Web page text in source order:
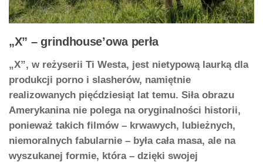
„X” – grindhouse’owa perła
„X”, w reżyserii Ti Westa, jest nietypową laurką dla
produkcji porno i slasherów, namiętnie
realizowanych pięćdziesiąt lat temu. Siła obrazu
Amerykanina nie polega na oryginalności historii,
ponieważ takich filmów – krwawych, lubieżnych,
niemoralnych fabularnie – była cała masa, ale na
wyszukanej formie, która – dzięki swojej